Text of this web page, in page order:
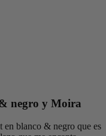
negro y Moira
en blanco & negro que es